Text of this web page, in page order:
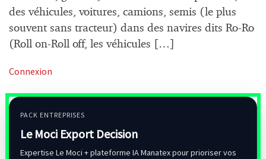
des véhicules, voitures, camions, semis (le plus
souvent sans tracteur) dans des navires dits Ro-Ro
(Roll on-Roll off, les véhicules […]
Connexion
PACK ENTREPRISES
Le Moci Export Decision
Expertise Le Moci + plateforme IA Manatex pour prioriser vos